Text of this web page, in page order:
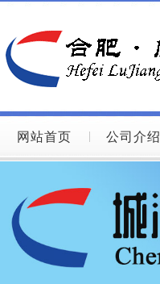
网站首页 公司介绍